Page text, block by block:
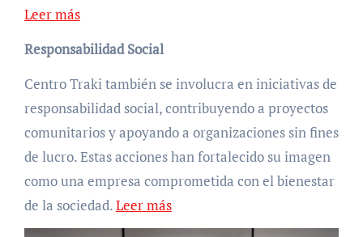
Leer más
Responsabilidad Social
Centro Traki también se involucra en iniciativas de
responsabilidad social, contribuyendo a proyectos
comunitarios y apoyando a organizaciones sin fines
de lucro. Estas acciones han fortalecido su imagen
como una empresa comprometida con el bienestar
de la sociedad.Leer más